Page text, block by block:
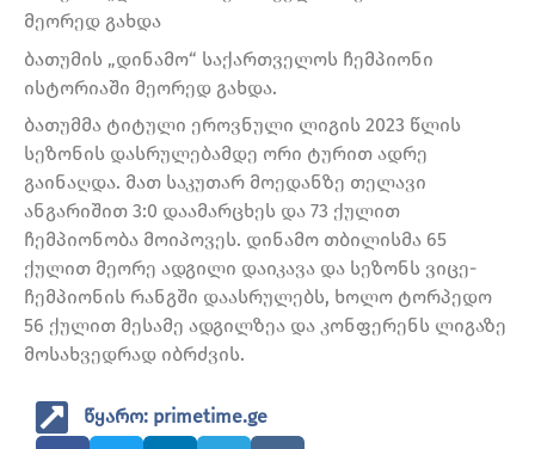
მეორედ გახდა
ბათუმის „დინამო“ საქართველოს ჩემპიონი
ისტორიაში მეორედ გახდა.
ბათუმმა ტიტული ეროვნული ლიგის 2023 წლის
სეზონის დასრულებამდე ორი ტურით ადრე
გაინაღდა. მათ საკუთარ მოედანზე თელავი
ანგარიშით 3:0 დაამარცხეს და 73 ქულით
ჩემპიონობა მოიპოვეს. დინამო თბილისმა 65
ქულით მეორე ადგილი დაიკავა და სეზონს ვიცე-
ჩემპიონის რანგში დაასრულებს, ხოლო ტორპედო
56 ქულით მესამე ადგილზეა და კონფერენს ლიგაზე
მოსახვედრად იბრძვის.
წყარო: primetime.ge